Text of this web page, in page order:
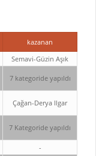
kazanan
Semavi-Güzin Aşık
7 kategoride yapıldı
Çağan-Derya Ilgar
7 Kategoride yapıldı
-